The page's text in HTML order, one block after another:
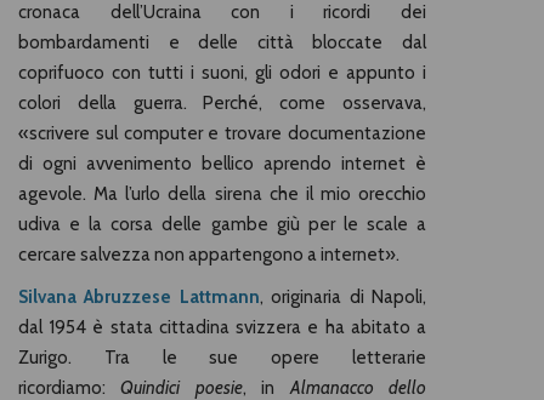
cronaca dell’Ucraina con i ricordi dei
bombardamenti e delle città bloccate dal
coprifuoco con tutti i suoni, gli odori e appunto i
colori della guerra. Perché, come osservava,
«scrivere sul computer e trovare documentazione
di ogni avvenimento bellico aprendo internet è
agevole. Ma l’urlo della sirena che il mio orecchio
udiva e la corsa delle gambe giù per le scale a
cercare salvezza non appartengono a internet».
Silvana Abruzzese Lattmann, originaria di Napoli,
dal 1954 è stata cittadina svizzera e ha abitato a
Zurigo. Tra le sue opere letterarie
ricordiamo:Quindici poesie, inAlmanacco dello